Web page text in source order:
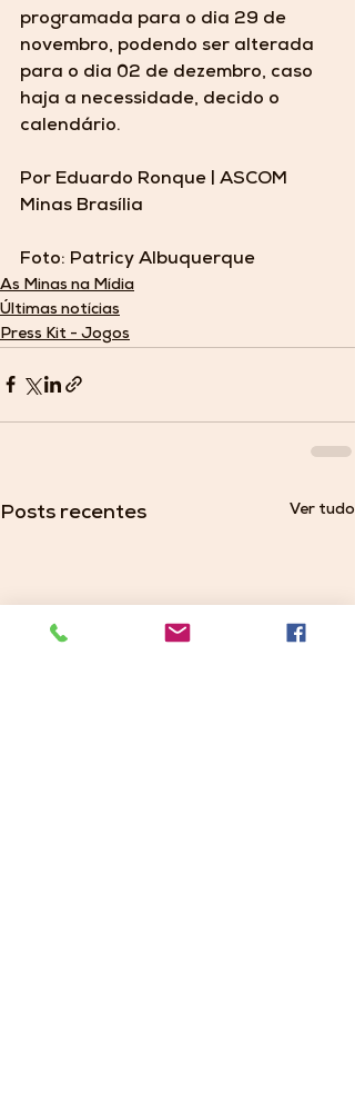
programada para o dia 29 de
novembro, podendo ser alterada
para o dia 02 de dezembro, caso
haja a necessidade, decido o
calendário.
Por Eduardo Ronque | ASCOM
Minas Brasília
Foto: Patricy Albuquerque
As Minas na Mídia
Últimas notícias
Press Kit - Jogos
Posts recentes Ver tudo